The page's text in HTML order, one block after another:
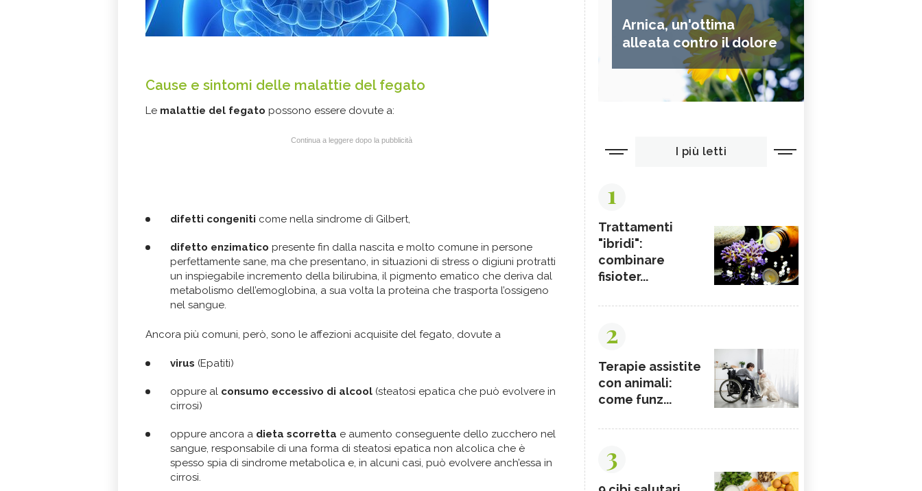
Cause e sintomi delle malattie del fegato
Le malattie del fegato possono essere dovute a:
Continua a leggere dopo la pubblicità
difetti congeniti come nella sindrome di Gilbert,
difetto enzimatico presente fin dalla nascita e molto comune in persone
perfettamente sane, ma che presentano, in situazioni di stress o digiuni protratti
un inspiegabile incremento della bilirubina, il pigmento ematico che deriva dal
metabolismo dell’emoglobina, a sua volta la proteina che trasporta l’ossigeno
nel sangue.
Ancora più comuni, però, sono le affezioni acquisite del fegato, dovute a
virus (Epatiti)
oppure al consumo eccessivo di alcool (steatosi epatica che può evolvere in
cirrosi)
oppure ancora a dieta scorretta e aumento conseguente dello zucchero nel
sangue, responsabile di una forma di steatosi epatica non alcolica che è
spesso spia di sindrome metabolica e, in alcuni casi, può evolvere anch’essa in
cirrosi.
Arnica, un'ottima
alleata contro il dolore
I più letti
1
Trattamenti
"ibridi":
combinare
fisioter...
2
Terapie assistite
con animali:
come funz...
3